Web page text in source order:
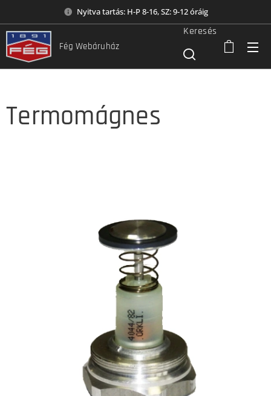
Nyitva tartás: H-P 8-16, SZ: 9-12 óráig
Fég Webáruház
Keresés
Termomágnes